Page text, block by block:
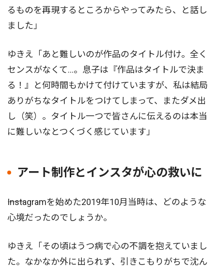
るものを再現するところからやってみたら、と話し
ました」
ゆきえ「あと難しいのが作品のタイトル付け。全く
センスがなくて…。息子は『作品はタイトルで決ま
る！』と何時間もかけて付けていますが、私は結局
ありがちなタイトルをつけてしまって、またダメ出
し（笑）。タイトル一つで皆さんに伝えるのは本当
に難しいなとつくづく感じています」
アート制作とインスタが心の救いに
――Instagramを始めた2019年10月当時は、どのような
心境だったのでしょうか。
ゆきえ「その頃はうつ病で心の不調を抱えていまし
た。なかなか外に出られず、引きこもりがちで沈ん